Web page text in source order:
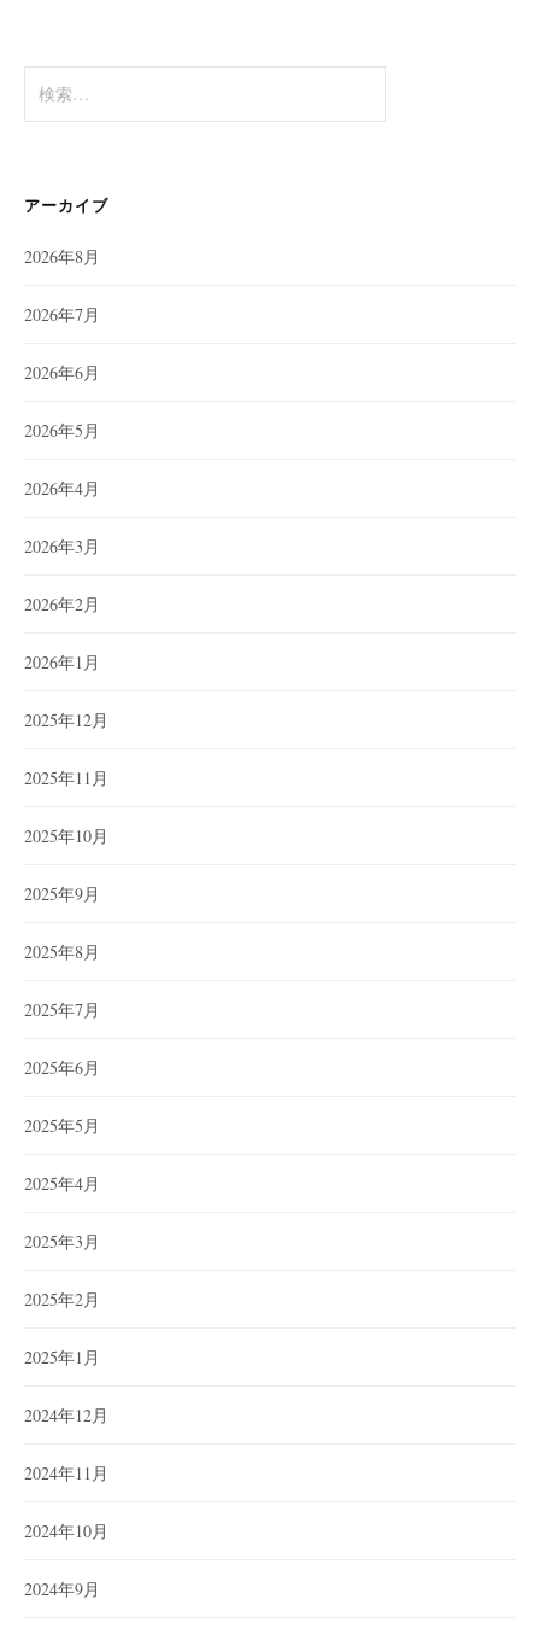
索:
アーカイブ
2026年8月
2026年7月
2026年6月
2026年5月
2026年4月
2026年3月
2026年2月
2026年1月
2025年12月
2025年11月
2025年10月
2025年9月
2025年8月
2025年7月
2025年6月
2025年5月
2025年4月
2025年3月
2025年2月
2025年1月
2024年12月
2024年11月
2024年10月
2024年9月